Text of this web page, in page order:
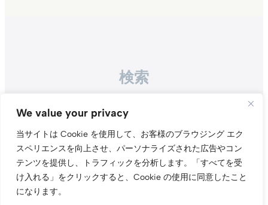
We value your privacy
当サイトは Cookie を使用して、お客様のブラウジング エク
スペリエンスを向上させ、パーソナライズされた広告やコン
テンツを提供し、トラフィックを分析します。
「すべてを受
け入れる」をクリックすると、Cookie の使用に同意したこと
になります。
検索
Search